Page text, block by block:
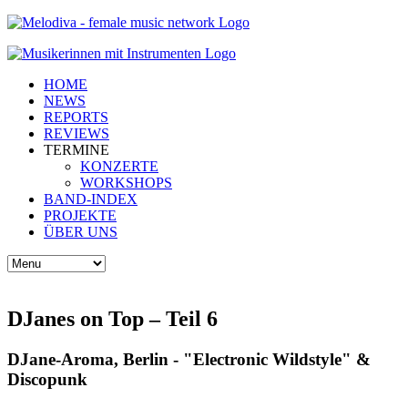
HOME
NEWS
REPORTS
REVIEWS
TERMINE
KONZERTE
WORKSHOPS
BAND-INDEX
PROJEKTE
ÜBER UNS
DJanes on Top – Teil 6
DJane-Aroma, Berlin - "Electronic Wildstyle" &
Discopunk